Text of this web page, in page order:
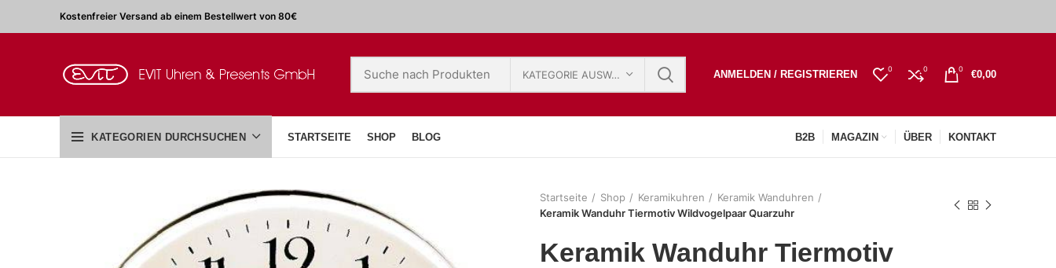
Kostenfreier Versand ab einem Bestellwert von 80€
KATEGORIE AUSWÄHLEN ANMELDEN / REGISTRIEREN 0 0 0 €0,00
KATEGORIEN DURCHSUCHEN STARTSEITE SHOP BLOG B2B MAGAZIN ÜBER KONTAKT
Startseite Shop Keramikuhren
Keramik Wanduhren
Keramik Wanduhr Tiermotiv Wildvogelpaar Quarzuhr
Keramik Wanduhr Tiermotiv